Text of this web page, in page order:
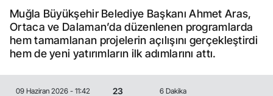
Muğla Büyükşehir Belediye Başkanı Ahmet Aras,
Ortaca ve Dalaman’da düzenlenen programlarda
hem tamamlanan projelerin açılışını gerçekleştirdi
hem de yeni yatırımların ilk adımlarını attı.
09 Haziran 2026 - 11:42
23
6 Dakika